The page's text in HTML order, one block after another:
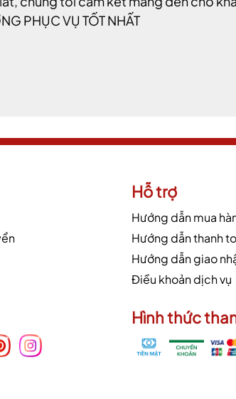
PHỤC VỤ TỐT NHẤT
Hỗ trợ
Hướng dẫn mua
Hướng dẫn thanh
Hướng dẫn giao
Điều khoản dịch vụ
Hình thức